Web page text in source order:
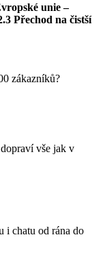
unie –
Přechod na čistší
zákazníků?
vše jak v
i chatu od rána do